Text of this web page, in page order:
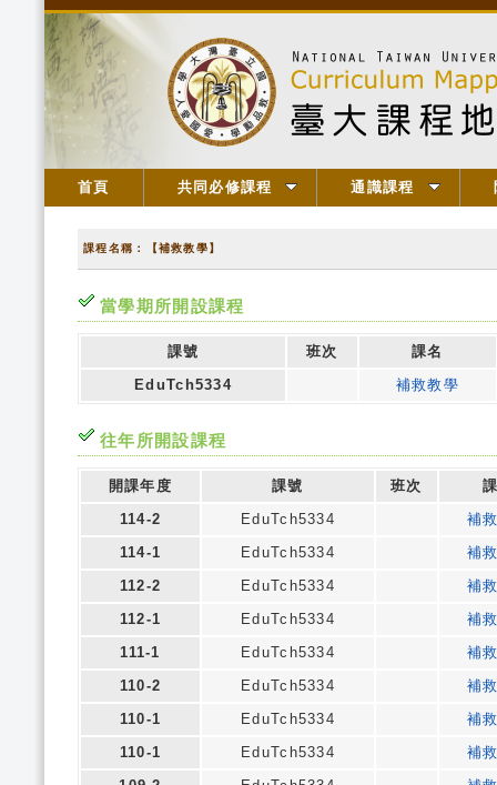
首頁 共同必修課程 通識課程
課程名稱：【補救教學】
當學期所開設課程
課號 班次
課名
EduTch5334
補救教學
往年所開設課程
開課年度 課號 班次
114-2
EduTch5334
補
114-1
EduTch5334
補
112-2
EduTch5334
補
112-1
EduTch5334
補
111-1
EduTch5334
補
110-2
EduTch5334
補
110-1
EduTch5334
補
110-1
EduTch5334
補